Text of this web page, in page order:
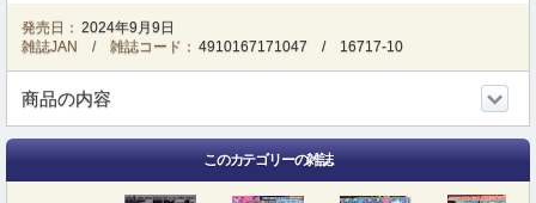
発売日： 2024年9月9日
雑誌JAN / 雑誌コード： 4910167171047 / 16717-10
商品の内容
このカテゴリーの雑誌